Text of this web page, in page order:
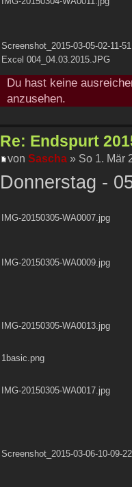
Screenshot_2015-03-05-02-11-
Excel 004_04.03.2015.JPG
Du hast keine
anzusehen.
Re: Endspurt
vonSascha » So 1. Mär
Donnerstag -
IMG-20150305-WA0007.jpg
IMG-20150305-WA0009.jpg
IMG-20150305-WA0013.jpg
1basic.png
IMG-20150305-WA0017.jpg
Screenshot_2015-03-06-10-09-